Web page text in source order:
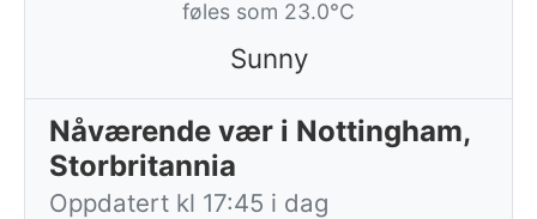
føles som 23.0°C
Sunny
Nåværende vær i Nottingham,
Storbritannia
Oppdatert kl 17:45 i dag